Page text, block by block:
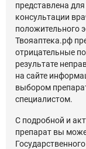
представлена
консультации
положительного
Твояаптека.рф
отрицательные
результате
на сайте
выбором
специалистом.
С подробной и
препарат вы